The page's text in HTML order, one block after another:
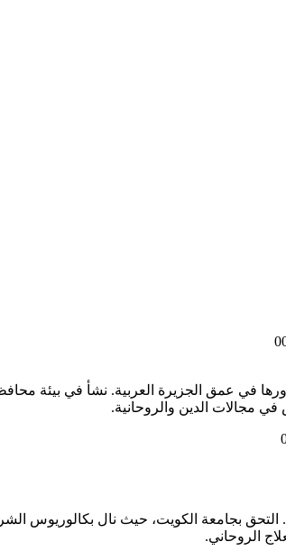
جذورها في عمق الجزيرة العربية. نشأ في بيئة
مجالات الدين والروحانية.
بجامعة الكويت، حيث نال بكالوريوس
الروحاني.